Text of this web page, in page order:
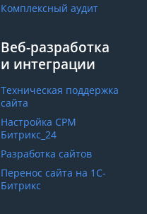
Комплексный аудит
Веб-разработка
и интеграции
Техническая поддержка
сайта
Настройка СРМ
Битрикс_24
Разработка сайтов
Перенос сайта на 1С-
Битрикс